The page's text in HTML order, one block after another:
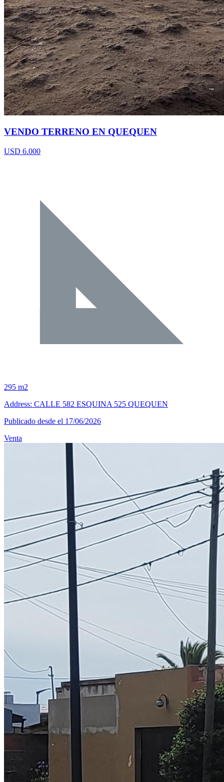
VENDO TERRENO EN QUEQUEN
USD 6.000
295 m2
Address: CALLE 582 ESQUINA 525 QUEQUEN
Publicado desde el 17/06/2026
Venta